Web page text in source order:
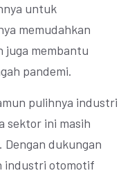
untuk
memudahkan
juga membantu
pandemi.
pulihnya industri
sektor ini masih
dukungan
industri otomotif